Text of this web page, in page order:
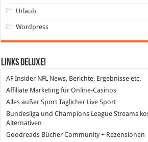
Urlaub
Wordpress
Links DeLuXe!
AF Insider NFL News, Berichte, Ergebnisse etc.
Affiliate Marketing für Online-Casinos
Alles außer SportTäglicher Live Sport
Bundesliga und Champions League Streams
Alternativen
Goodreads Bücher Community + Rezensionen